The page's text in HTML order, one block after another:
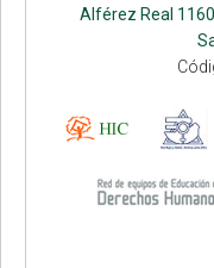
Alférez Real